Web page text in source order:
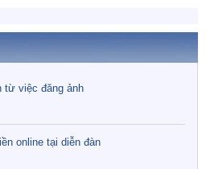
từ việc đăng ảnh
online tại diễn đàn